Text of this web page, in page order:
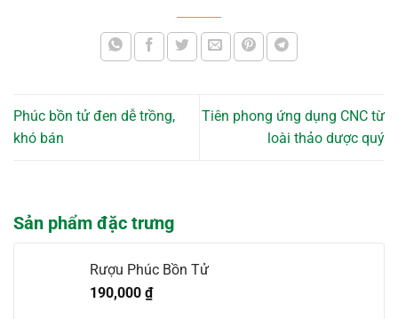
Phúc bồn tử đen dễ trồng,
khó bán
Tiên phong ứng dụng CNC từ
loài thảo dược quý
Sản phẩm đặc trưng
Rượu Phúc Bồn Tử
190,000 ₫